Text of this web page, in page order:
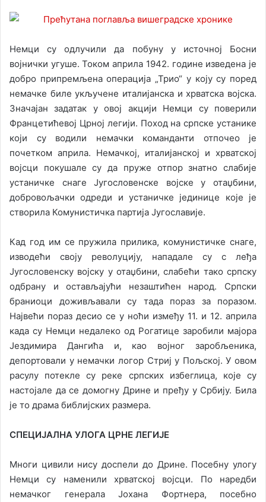
Немци су одлучили да побуну у источној Босни
војнички угуше. Током априла 1942. године изведена је
добро припремљена операција „Трио“ у коју су поред
немачке биле укључене италијанска и хрватска војска.
Значајан задатак у овој акцији Немци су поверили
Францетићевој Црној легији. Поход на српске устанике
који су водили немачки команданти отпочео је
почетком априла. Немачкој, италијанској и хрватској
војсци покушале су да пруже отпор знатно слабије
устаничке снаге Југословенске војске у отаџбини,
добровољачки одреди и устаничке јединице које је
створила Комунистичка партија Југославије.
Кад год им се пружила прилика, комунистичке снаге,
изводећи своју револуцију, нападале су с леђа
Југословенску војску у отаџбини, слабећи тако српску
одбрану и остављајући незаштићен народ. Српски
браниоци доживљавали су тада пораз за поразом.
Највећи пораз десио се у ноћи између 11. и 12. априла
када су Немци недалеко од Рогатице заробили мајора
Јездимира Дангића и, као војног заробљеника,
депортовали у немачки логор Стриј у Пољској. У овом
расулу потекле су реке српских избеглица, које су
настојале да се домогну Дрине и пређу у Србију. Била
је то драма библијских размера.
СПЕЦИЈАЛНА УЛОГА ЦРНЕ ЛЕГИЈЕ
Многи цивили нису доспели до Дрине. Посебну улогу
Немци су наменили хрватској војсци. По наредби
немачког генерала Јохана Фортнера, посебно